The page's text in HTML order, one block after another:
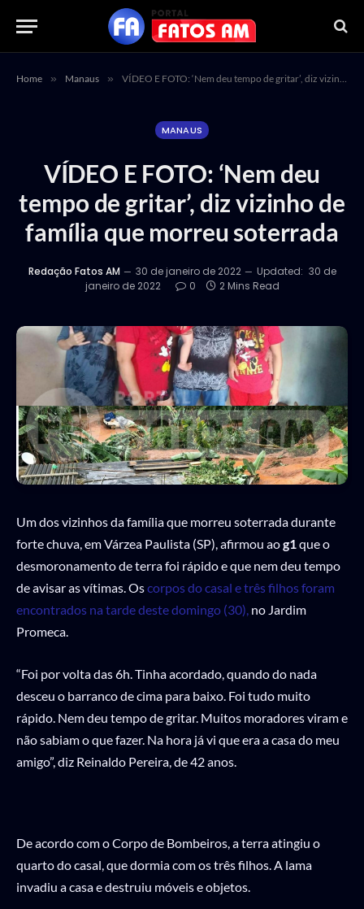
Home » Manaus » VÍDEO E FOTO: ‘Nem deu tempo de gritar’, diz vizinho de família que morreu soterrada
MANAUS
VÍDEO E FOTO: ‘Nem deu
tempo de gritar’, diz vizinho de
família que morreu soterrada
Redação Fatos AM 30 de janeiro de 2022 Updated: 30 de
janeiro de 2022
0 2 Mins Read
Um dos vizinhos da família que morreu soterrada durante
forte chuva, em Várzea Paulista (SP), afirmou aog1que o
desmoronamento de terra foi rápido e que nem deu tempo
de avisar as vítimas. Oscorpos do casal e três filhos foram
encontrados na tarde deste domingo (30), no Jardim
Promeca.
“Foi por volta das 6h. Tinha acordado, quando do nada
desceu o barranco de cima para baixo. Foi tudo muito
rápido. Nem deu tempo de gritar. Muitos moradores viram e
não sabiam o que fazer. Na hora já vi que era a casa do meu
amigo”, diz Reinaldo Pereira, de 42 anos.
De acordo com o Corpo de Bombeiros, a terra atingiu o
quarto do casal, que dormia com os três filhos. A lama
invadiu a casa e destruiu móveis e objetos.